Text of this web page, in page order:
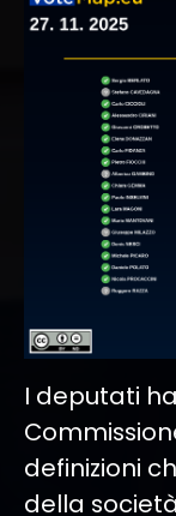
I deputati
definizioni
della